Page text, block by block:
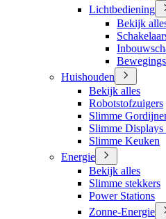
Lichtbediening
Bekijk
Huishouden
Bekijk alles
Robotstofzuigers
Slimme
Slimme
Slimme Keuken
Energie
Bekijk alles
Slimme stekkers
Power Stations
Zonne-Energie